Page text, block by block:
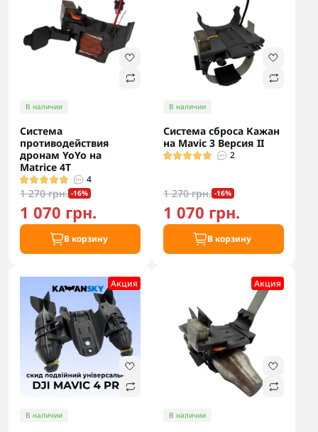
В наличии
Система
противодействия
дронам YoYo на
Matrice 4T
4
1 270 грн. -16%
1 070 грн.
В корзину
В наличии
Система сброса Кажан
на Mavic 3 Версия II
2
1 270 грн. -16%
1 070 грн.
В корзину
Акция
В наличии
Акция
В наличии